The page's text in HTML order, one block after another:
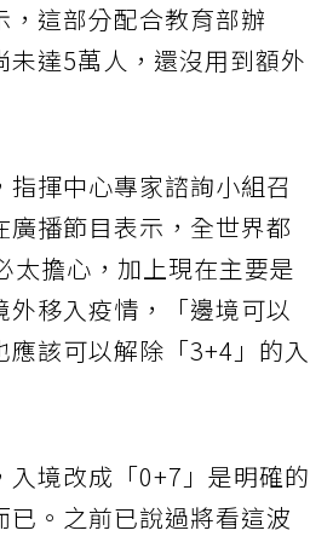
，這部分配合教育部辦
未達5萬人，還沒用到額外
指揮中心專家諮詢小組召
廣播節目表示，全世界都
太擔心，加上現在主要是
外移入疫情，「邊境可以
該可以解除「3+4」的入
入境改成「0+7」是明確的
已。之前已說過將看這波